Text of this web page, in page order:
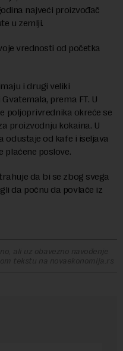
najveći proizvođač
u zemlji.
vrednosti od početka
i drugi veliki
prema FT. U
poljoprivrednika okreće se
proizvodnju kokaina. U
odustaje od kafe i iseljava
plaćene poslove.
da bi se zbog svega
da počnu da povlače iz
ali uz obavezno navođenje
tekstu na novaekonomija.rs